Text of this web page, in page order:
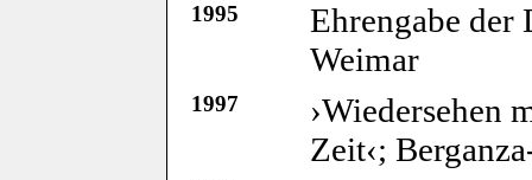
1995
Ehrengabe der
Weimar
1997
›Wiedersehen
Zeit‹;